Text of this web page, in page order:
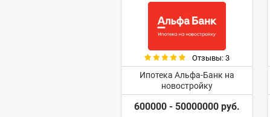
Отзывы: 3
Ипотека Альфа-Банк на
новостройку
600000 - 50000000 руб.